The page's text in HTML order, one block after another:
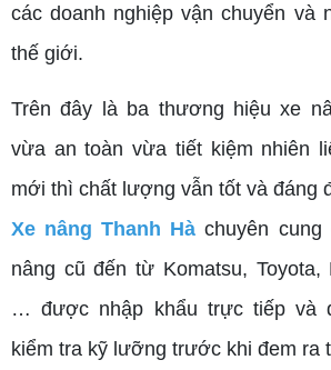
các doanh nghiệp vận chuyển và
thế giới.
Trên đây là ba thương hiệu xe
vừa an toàn vừa tiết kiệm nhiên
mới thì chất lượng vẫn tốt và đáng
Xe nâng Thanh Hà chuyên
nâng cũ đến từ Komatsu, Toyota,
… được nhập khẩu trực tiếp và
kiểm tra kỹ lưỡng trước khi đem ra